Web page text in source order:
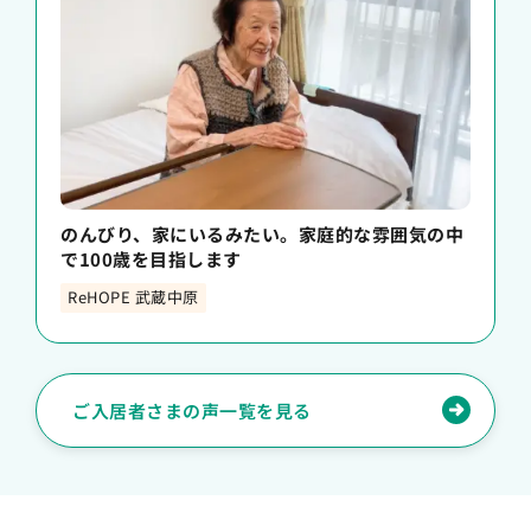
のんびり、家にいるみたい。家庭的な雰囲気の中
で100歳を目指します
ReHOPE 武蔵中原
ご入居者さまの声一覧を見る